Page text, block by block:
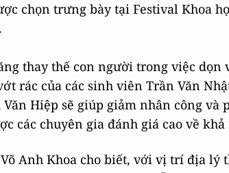
chọn trưng bày tại Festival Khoa
thay thế con người trong việc dọn
rác của các sinh viên Trần Văn
Hiệp sẽ giúp giảm nhân công và
các chuyên gia đánh giá cao về
Anh Khoa cho biết, với vị trí địa